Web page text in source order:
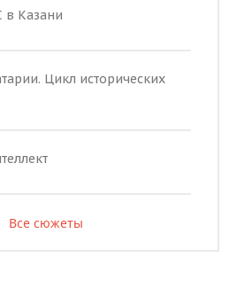
в Казани
Цикл исторических
Все сюжеты